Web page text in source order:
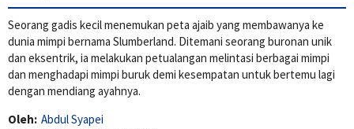
Seorang gadis kecil menemukan peta ajaib yang membawanya ke
dunia mimpi bernama Slumberland. Ditemani seorang buronan unik
dan eksentrik, ia melakukan petualangan melintasi berbagai mimpi
dan menghadapi mimpi buruk demi kesempatan untuk bertemu lagi
dengan mendiang ayahnya.
Oleh: Abdul Syapei